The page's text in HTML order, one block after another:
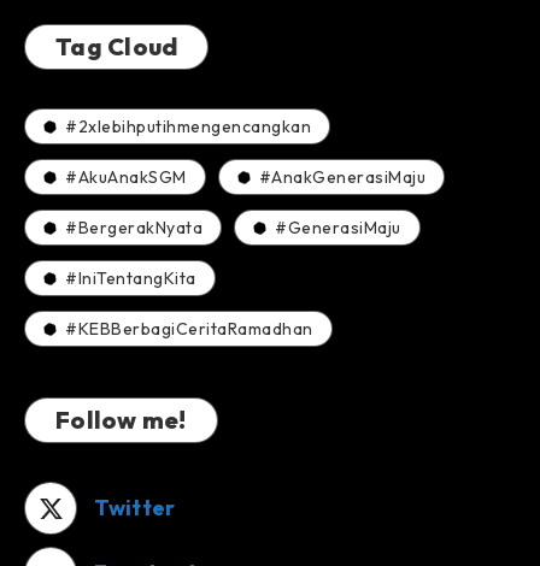
Tag Cloud
#2xlebihputihmengencangkan
#AkuAnakSGM #AnakGenerasiMaju
#BergerakNyata #GenerasiMaju
#IniTentangKita
#KEBBerbagiCeritaRamadhan
Follow me!
Twitter